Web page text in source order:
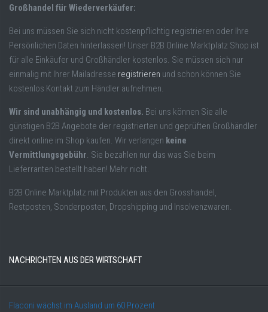
Großhandel für Wiederverkäufer:
Bei uns müssen Sie sich nicht kostenpflichtig registrieren oder Ihre
Persönlichen Daten hinterlassen! Unser B2B Online Marktplatz Shop ist
für alle Einkäufer und Großhändler kostenlos. Sie müssen sich nur
einmalig mit Ihrer Mailadresse registrieren und schon können Sie
kostenlos Kontakt zum Händler aufnehmen.
Wir sind unabhängig und kostenlos. Bei uns können Sie alle
günstigen B2B Angebote der registrierten und geprüften Großhändler
direkt online im Shop kaufen. Wir verlangen keine
Vermittlungsgebühr. Sie bezahlen nur das was Sie beim
Lieferranten bestellt haben! Mehr nicht.
B2B Online Marktplatz mit Produkten aus den Grosshandel,
Restposten, Sonderposten, Dropshipping und Insolvenzwaren.
NACHRICHTEN AUS DER WIRTSCHAFT
Flaconi wächst im Ausland um 60 Prozent